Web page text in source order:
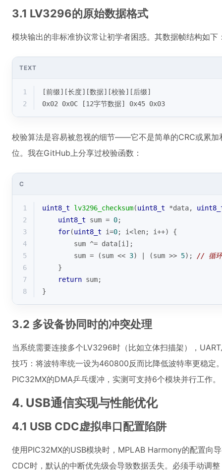
3.1 LV3296的原始数据格式
模块输出的非标准协议常让初学者困惑。其数据帧结构如下
TEXT
1
[前缀][长度][数据][校验][后缀]
2
0x02 0x0C [12字节数据] 0x45 0x03
校验算法是容易被忽视的细节——它不是简单的CRC或累加
位。我在GitHub上分享过校验函数：
C
1 uint8_t lv3296_checksum(uint8_t *data,
2
uint8_t sum = 0;
3
for(uint8_t i=0; i<len; i++) {
4
        sum ^= data[i];
5
        sum = (sum <<
3) | (sum >> 5); // 循环
6
    }
7
return sum;
8
}
3.2 多设备协同时的冲突处理
当系统需要连接多个LV3296时（比如立体扫描架），
技巧：将波特率统一设为460800反而比降低波特率更稳定
PIC32MX的DMA乒乓缓冲，实测可支持6个模块并行工作。
4. USB通信实现与性能优化
4.1 USB CDC虚拟串口配置陷阱
使用PIC32MX的USB模块时，MPLAB Harmony的配置向
CDC时，默认的中断优先级会导致数据丢失。必须手动调整